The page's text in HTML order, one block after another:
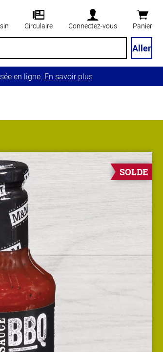
Circulaire Connectez-vous Panier
Aller
en ligne. En savoir plus
SOLDE